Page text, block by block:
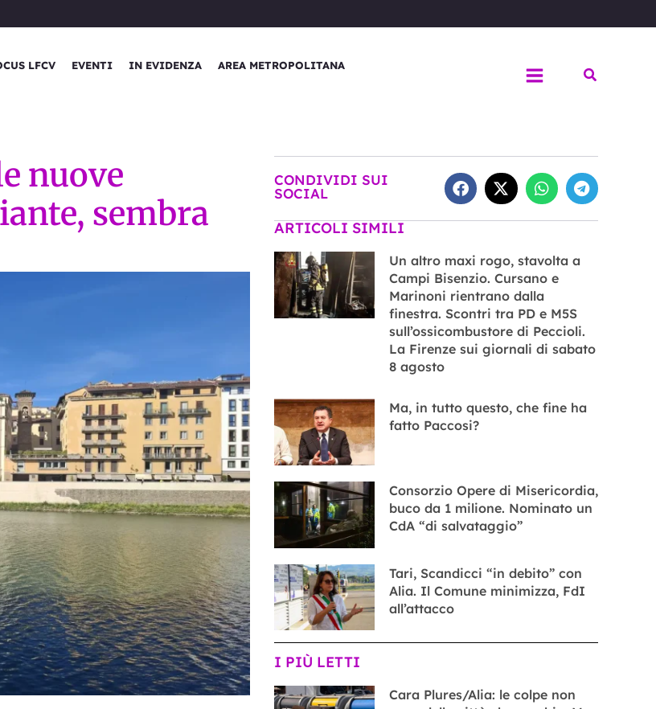
LFCV EVENTI IN EVIDENZA
AREA METROPOLITANA
Cerca
nuove
sembra
CONDIVIDI SUI
SOCIAL
ARTICOLI SIMILI
Un altro maxi rogo, stavolta a
Campi Bisenzio. Cursano e
Marinoni rientrano dalla
finestra. Scontri tra PD e M5S
sull’ossicombustore di Peccioli.
La Firenze sui giornali di sabato
8 agosto
Ma, in tutto questo, che fine ha
fatto Paccosi?
Consorzio Opere di Misericordia,
buco da 1 milione. Nominato un
CdA “di salvataggio”
Tari, Scandicci “in debito” con
Alia. Il Comune minimizza, FdI
all’attacco
I PIÙ LETTI
Cara Plures/Alia: le colpe non